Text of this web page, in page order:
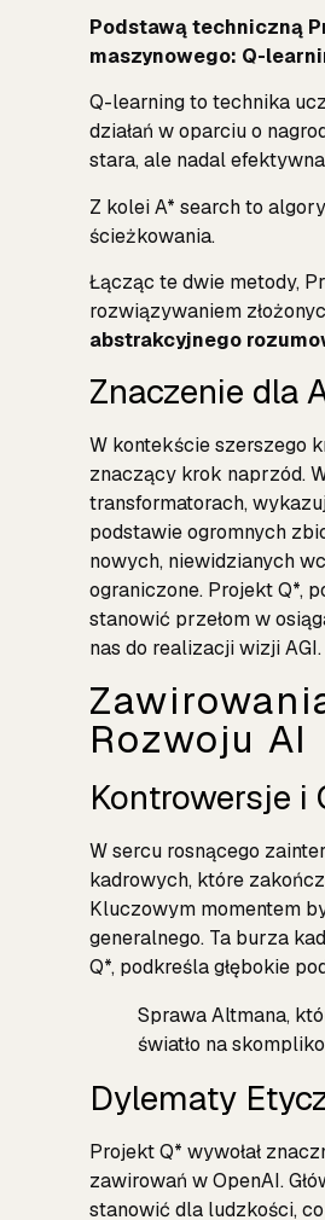
Podstawą techniczną
maszynowego: Q-
Q-learning to technika
działań w oparciu o
stara, ale nadal
Z kolei A* search to
ścieżkowania.
Łącząc te dwie metody,
rozwiązywaniem
abstrakcyjnego
Znaczenie dla
W kontekście szerszego
znaczący krok naprzód.
transformatorach,
podstawie ogromnych
nowych, niewidzianych
ograniczone. Projekt Q*,
stanowić przełom w
nas do realizacji wizji AGI.
Rozwoju AI
Kontrowersje i
W sercu rosnącego
kadrowych, które
Kluczowym momentem
generalnego. Ta burza
Q*, podkreśla głębokie
Sprawa Altmana,
światło na
Dylematy
Projekt Q* wywołał
zawirowań w OpenAI.
stanowić dla ludzkości,